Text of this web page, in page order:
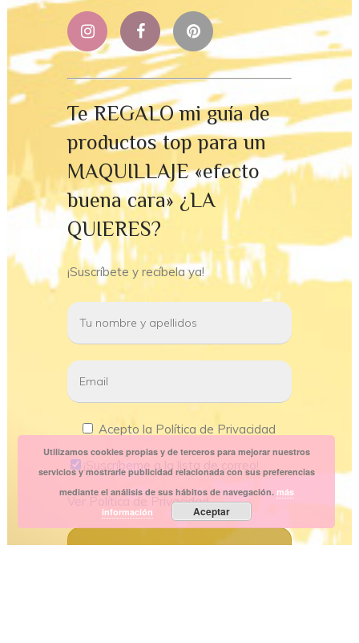
Te REGALO mi guía de
productos top para un
MAQUILLAJE «efecto
buena cara» ¿LA
QUIERES?
¡Suscríbete y recíbela ya!
Acepto la Política de Privacidad
¡Suscríbeme a la lista de correo!
Política de Privacidad
Utilizamos cookies propias y de terceros para mejorar nuestros
servicios y mostrarle publicidad relacionada con sus preferencias
mediante el análisis de sus hábitos de navegación. más
información
Aceptar